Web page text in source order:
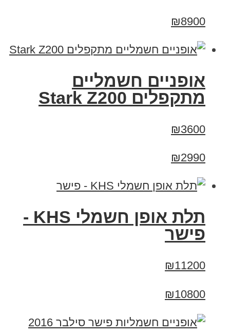
₪8900
‏אופניים חשמליים
‏מתקפלים Stark Z200
₪3600
₪2990
תלת אופן חשמלי KHS -
פישר
₪11200
₪10800